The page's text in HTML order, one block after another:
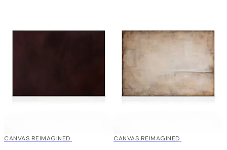
30%*
CANVAS REIMAGINED 30%*
CANVAS REIMAGINED